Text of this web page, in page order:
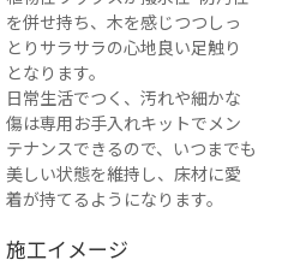
を併せ持ち、木を感じつつしっ
とりサラサラの心地良い足触り
となります。
日常生活でつく、汚れや細かな
傷は専用お手入れキットでメン
テナンスできるので、いつまでも
美しい状態を維持し、床材に愛
着が持てるようになります。
施工イメージ